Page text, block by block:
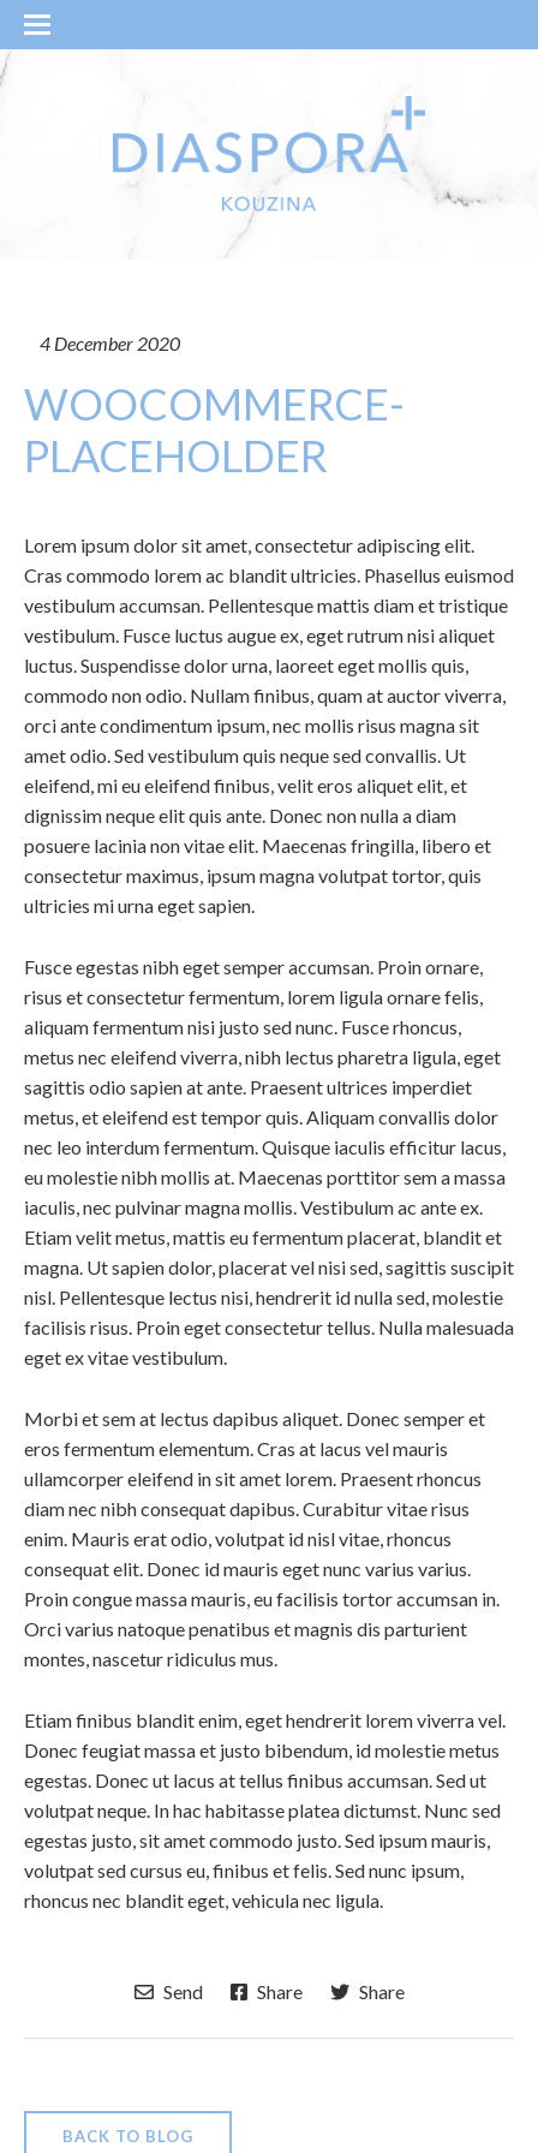
4 December 2020
WOOCOMMERCE-
PLACEHOLDER
Lorem ipsum dolor sit amet, consectetur adipiscing elit.
Cras commodo lorem ac blandit ultricies. Phasellus euismod
vestibulum accumsan. Pellentesque mattis diam et tristique
vestibulum. Fusce luctus augue ex, eget rutrum nisi aliquet
luctus. Suspendisse dolor urna, laoreet eget mollis quis,
commodo non odio. Nullam finibus, quam at auctor viverra,
orci ante condimentum ipsum, nec mollis risus magna sit
amet odio. Sed vestibulum quis neque sed convallis. Ut
eleifend, mi eu eleifend finibus, velit eros aliquet elit, et
dignissim neque elit quis ante. Donec non nulla a diam
posuere lacinia non vitae elit. Maecenas fringilla, libero et
consectetur maximus, ipsum magna volutpat tortor, quis
ultricies mi urna eget sapien.
Fusce egestas nibh eget semper accumsan. Proin ornare,
risus et consectetur fermentum, lorem ligula ornare felis,
aliquam fermentum nisi justo sed nunc. Fusce rhoncus,
metus nec eleifend viverra, nibh lectus pharetra ligula, eget
sagittis odio sapien at ante. Praesent ultrices imperdiet
metus, et eleifend est tempor quis. Aliquam convallis dolor
nec leo interdum fermentum. Quisque iaculis efficitur lacus,
eu molestie nibh mollis at. Maecenas porttitor sem a massa
iaculis, nec pulvinar magna mollis. Vestibulum ac ante ex.
Etiam velit metus, mattis eu fermentum placerat, blandit et
magna. Ut sapien dolor, placerat vel nisi sed, sagittis suscipit
nisl. Pellentesque lectus nisi, hendrerit id nulla sed, molestie
facilisis risus. Proin eget consectetur tellus. Nulla malesuada
eget ex vitae vestibulum.
Morbi et sem at lectus dapibus aliquet. Donec semper et
eros fermentum elementum. Cras at lacus vel mauris
ullamcorper eleifend in sit amet lorem. Praesent rhoncus
diam nec nibh consequat dapibus. Curabitur vitae risus
enim. Mauris erat odio, volutpat id nisl vitae, rhoncus
consequat elit. Donec id mauris eget nunc varius varius.
Proin congue massa mauris, eu facilisis tortor accumsan in.
Orci varius natoque penatibus et magnis dis parturient
montes, nascetur ridiculus mus.
Etiam finibus blandit enim, eget hendrerit lorem viverra vel.
Donec feugiat massa et justo bibendum, id molestie metus
egestas. Donec ut lacus at tellus finibus accumsan. Sed ut
volutpat neque. In hac habitasse platea dictumst. Nunc sed
egestas justo, sit amet commodo justo. Sed ipsum mauris,
volutpat sed cursus eu, finibus et felis. Sed nunc ipsum,
rhoncus nec blandit eget, vehicula nec ligula.
Send Share Share
BACK TO BLOG